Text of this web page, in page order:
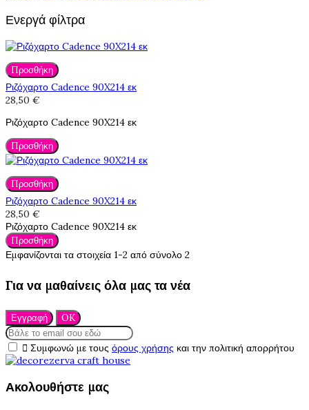
Ενεργά φίλτρα
Προσθήκη
Ριζόχαρτο Cadence 90X214 εκ
28,50 €
Ριζόχαρτο Cadence 90X214 εκ
Προσθήκη
Προσθήκη
Ριζόχαρτο Cadence 90X214 εκ
28,50 €
Ριζόχαρτο Cadence 90X214 εκ
Προσθήκη
Εμφανίζονται τα στοιχεία 1-2 από σύνολο 2
Για να μαθαίνεις όλα μας τα νέα
 Συμφωνώ με τους όρους χρήσης και την πολιτική απορρήτου
Ακολουθήστε μας